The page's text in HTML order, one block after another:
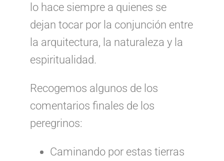
lo hace siempre a quienes se
dejan tocar por la conjunción entre
la arquitectura, la naturaleza y la
espiritualidad.
Recogemos algunos de los
comentarios finales de los
peregrinos:
Caminando por estas tierras